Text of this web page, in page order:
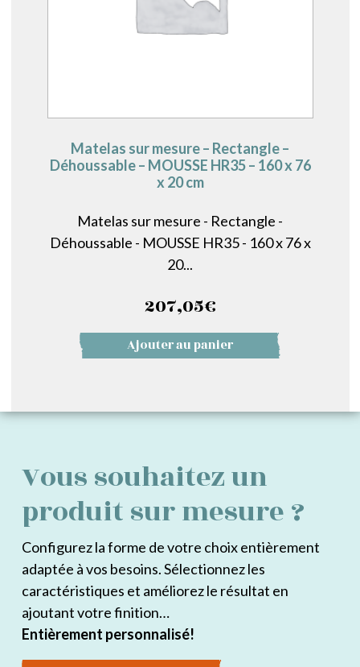
Matelas sur mesure – Rectangle –
Déhoussable – MOUSSE HR35 – 160 x 76
x 20 cm
Matelas sur mesure - Rectangle -
Déhoussable - MOUSSE HR35 - 160 x 76 x
20...
207,05€
Ajouter au panier
Vous souhaitez un
produit sur mesure ?
Configurez la forme de votre choix entièrement
adaptée à vos besoins. Sélectionnez les
caractéristiques et améliorez le résultat en
ajoutant votre finition…
Entièrement personnalisé!